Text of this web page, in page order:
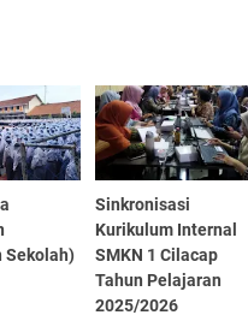
Sekolah)
Sinkronisasi
Kurikulum Internal
SMKN 1 Cilacap
Tahun Pelajaran
2025/2026